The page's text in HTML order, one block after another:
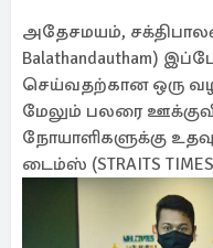
அதேசமயம்,
Balathandautham)
செய்வதற்கான ஒரு
மேலும் பலரை
நோயாளிகளுக்கு
டைம்ஸ் (STRAITS